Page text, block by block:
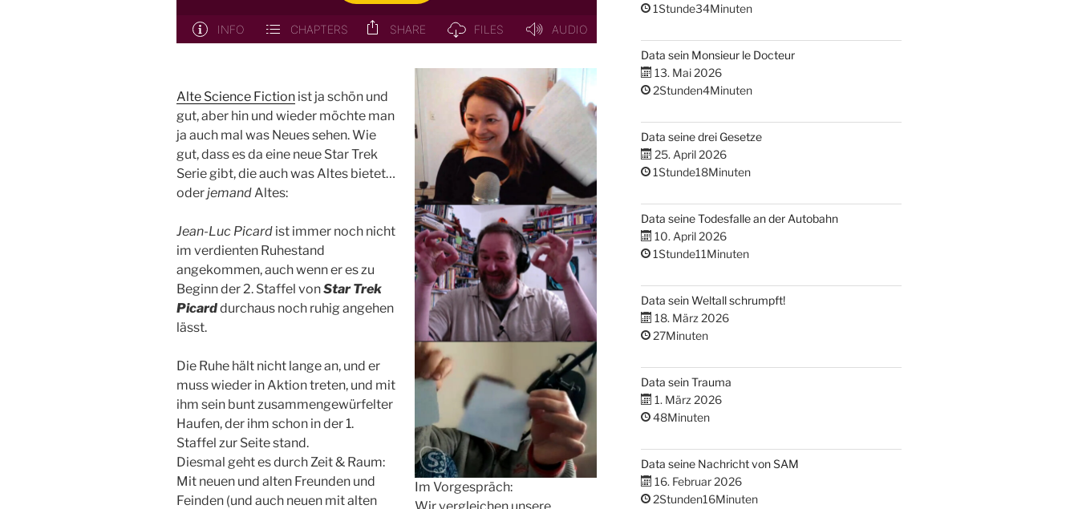
Im Vorgespräch:
Alte Science Fiction ist ja schön und
gut, aber hin und wieder möchte man
ja auch mal was Neues sehen. Wie
gut, dass es da eine neue Star Trek
Serie gibt, die auch was Altes bietet…
oderjemandAltes:
Jean-Luc Picard ist immer noch nicht
im verdienten Ruhestand
angekommen, auch wenn er es zu
Beginn der 2. Staffel vonStar Trek
Picarddurchaus noch ruhig angehen
lässt.
Die Ruhe hält nicht lange an, und er
muss wieder in Aktion treten, und mit
ihm sein bunt zusammengewürfelter
Haufen, der ihm schon in der 1.
Staffel zur Seite stand.
Diesmal geht es durch Zeit & Raum:
Mit neuen und alten Freunden und
Feinden (und auch neuen mit alten
1Stunde34Minuten
Data sein Monsieur le Docteur
13. Mai 2026
2Stunden4Minuten
Data seine drei Gesetze
25. April 2026
1Stunde18Minuten
Data seine Todesfalle an der Autobahn
10. April 2026
1Stunde11Minuten
Data sein Weltall schrumpft!
18. März 2026
27Minuten
Data sein Trauma
1. März 2026
48Minuten
Data seine Nachricht von SAM
16. Februar 2026
2Stunden16Minuten